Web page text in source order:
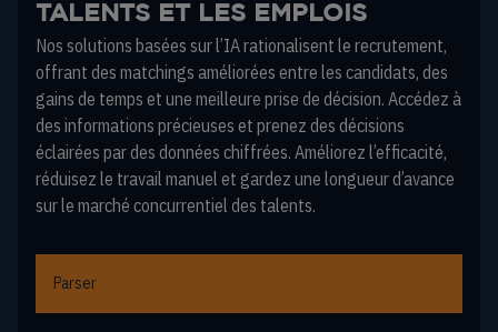
TALENTS ET LES EMPLOIS
Nos solutions basées sur l’IA rationalisent le recrutement,
offrant des matchings améliorées entre les candidats, des
gains de temps et une meilleure prise de décision. Accédez à
des informations précieuses et prenez des décisions
éclairées par des données chiffrées. Améliorez l’efficacité,
réduisez le travail manuel et gardez une longueur d’avance
sur le marché concurrentiel des talents.
Parser